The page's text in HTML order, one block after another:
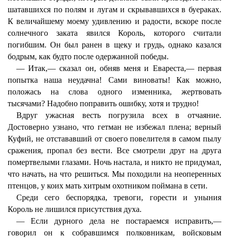
шатавшихся по полям и лугам и скрывавшихся в буераках.
К величайшему моему удивлению и радости, вскоре после
солнечного заката явился Король, которого считали
погибшим. Он был ранен в щеку и грудь, однако казался
бодрым, как будто после одержанной победы.
— Итак,— сказал он, обняв меня и Евареста,— первая
попытка наша неудачна! Сами виноваты! Как можно,
положась на слова одного изменника, жертвовать
тысячами? Надобно поправить ошибку, хотя и трудно!
Вдруг ужасная весть погрузила всех в отчаяние.
Достоверно узнано, что гетман не избежал плена; верный
Куфий, не отстававший от своего повелителя в самом пылу
сражения, пропал без вести. Все смотрели друг на друга
помертвелыми глазами. Ночь настала, и никто не придумал,
что начать, на что решиться. Мы походили на неоперенных
птенцов, у коих мать хитрым охотником поймана в сети.
Среди сего беспорядка, тревоги, горести и уныния
Король не лишился присутствия духа.
— Если дурного дела не постараемся исправить,—
говорил он к собравшимся полковникам, войсковым